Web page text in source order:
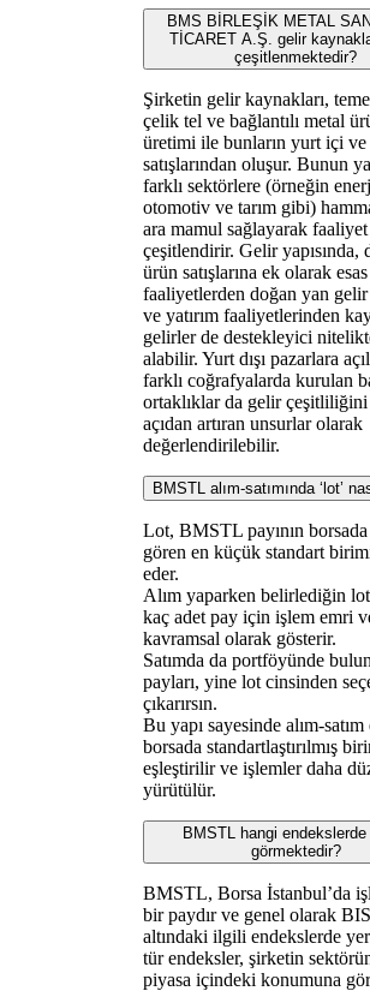
BMS BİRLEŞİK METAL
TİCARET A.Ş. gelir
çeşitlenmektedir?
Şirketin gelir kaynakları,
çelik tel ve bağlantılı metal
üretimi ile bunların yurt içi ve
satışlarından oluşur. Bunun
farklı sektörlere (örneğin
otomotiv ve tarım gibi)
ara mamul sağlayarak faaliyet
çeşitlendirir. Gelir yapısında,
ürün satışlarına ek olarak esas
faaliyetlerden doğan yan
ve yatırım faaliyetlerinden
gelirler de destekleyici
alabilir. Yurt dışı pazarlara
farklı coğrafyalarda kurulan
ortaklıklar da gelir
açıdan artıran unsurlar olarak
değerlendirilebilir.
BMSTL alım-satımında ‘lot’
Lot, BMSTL payının
gören en küçük standart
eder.
Alım yaparken belirlediğin lot
kaç adet pay için işlem emri
kavramsal olarak gösterir.
Satımda da portföyünde
payları, yine lot cinsinden
çıkarırsın.
Bu yapı sayesinde alım-
borsada standartlaştırılmış
eşleştirilir ve işlemler daha
yürütülür.
BMSTL hangi
görmektedir?
BMSTL, Borsa İstanbul’da
bir paydır ve genel olarak
altındaki ilgili endekslerde
tür endeksler, şirketin
piyasa içindeki konumuna